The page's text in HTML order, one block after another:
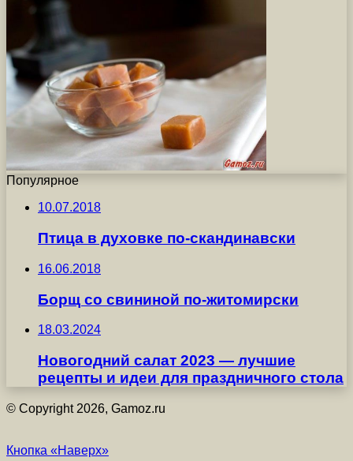
Популярное
10.07.2018
Птица в духовке по-скандинавски
16.06.2018
Борщ со свининой по-житомирски
18.03.2024
Новогодний салат 2023 — лучшие
рецепты и идеи для праздничного стола
© Copyright 2026, Gamoz.ru
Кнопка «Наверх»